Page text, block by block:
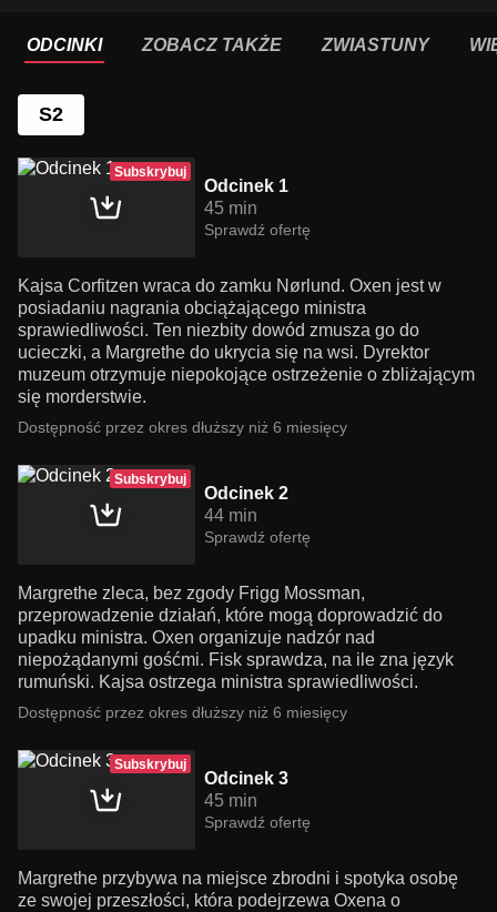
ODCINKI ZOBACZ TAKŻE ZWIASTUNY
S2
Subskrybuj
Odcinek 1
45 min
Sprawdź ofertę
Kajsa Corfitzen wraca do zamku Nørlund. Oxen jest w
posiadaniu nagrania obciążającego ministra
sprawiedliwości. Ten niezbity dowód zmusza go do
ucieczki, a Margrethe do ukrycia się na wsi. Dyrektor
muzeum otrzymuje niepokojące ostrzeżenie o zbliżającym
się morderstwie.
Dostępność przez okres dłuższy niż 6 miesięcy
Subskrybuj
Odcinek 2
44 min
Sprawdź ofertę
Margrethe zleca, bez zgody Frigg Mossman,
przeprowadzenie działań, które mogą doprowadzić do
upadku ministra. Oxen organizuje nadzór nad
niepożądanymi gośćmi. Fisk sprawdza, na ile zna język
rumuński. Kajsa ostrzega ministra sprawiedliwości.
Dostępność przez okres dłuższy niż 6 miesięcy
Subskrybuj
Odcinek 3
45 min
Sprawdź ofertę
Margrethe przybywa na miejsce zbrodni i spotyka osobę
ze swojej przeszłości, która podejrzewa Oxena o